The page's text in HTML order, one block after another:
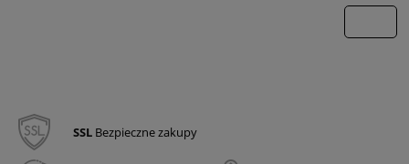
SSL Bezpieczne zakupy